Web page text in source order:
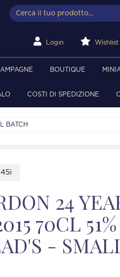
Login Wishlist
BOUTIQUE
COSTI DI SPEDIZIONE
BATCH
24
70CL 51%
-